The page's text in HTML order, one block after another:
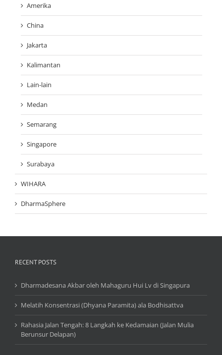
Amerika
China
Jakarta
Kalimantan
Lain-lain
Medan
Semarang
Singapore
Surabaya
WIHARA
DharmaSphere
RECENT POSTS
Dharmadesana Akbar oleh Mahaguru Hui Lv di Singapura
Melatih Konsentrasi (Dhyana Paramita) ala Bodhisattva
Rahasia Jalan Tengah: 8 Langkah ke Kedamaian (Jalan Mulia
Berunsur Delapan)